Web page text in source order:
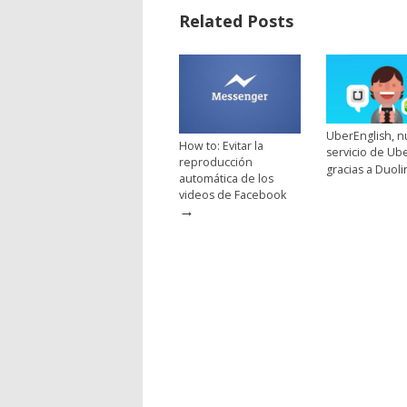
Related Posts
How to: Evitar la
reproducción
automática de los
videos de Facebook
→
UberEnglish,
servicio de
gracias a